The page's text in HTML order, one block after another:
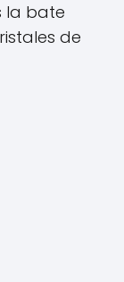
la bate
de